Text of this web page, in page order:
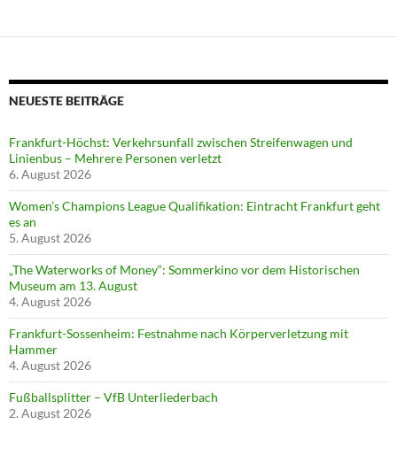
NEUESTE BEITRÄGE
Frankfurt-Höchst: Verkehrsunfall zwischen Streifenwagen und
Linienbus – Mehrere Personen verletzt
6. August 2026
Women’s Champions League Qualifikation: Eintracht Frankfurt geht
es an
5. August 2026
„The Waterworks of Money“: Sommerkino vor dem Historischen
Museum am 13. August
4. August 2026
Frankfurt-Sossenheim: Festnahme nach Körperverletzung mit
Hammer
4. August 2026
Fußballsplitter – VfB Unterliederbach
2. August 2026